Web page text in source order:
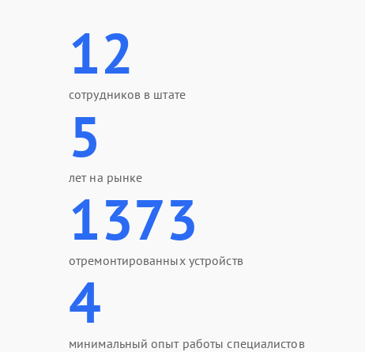
12
сотрудников в штате
5
лет на рынке
1373
отремонтированных устройств
4
минимальный опыт работы специалистов